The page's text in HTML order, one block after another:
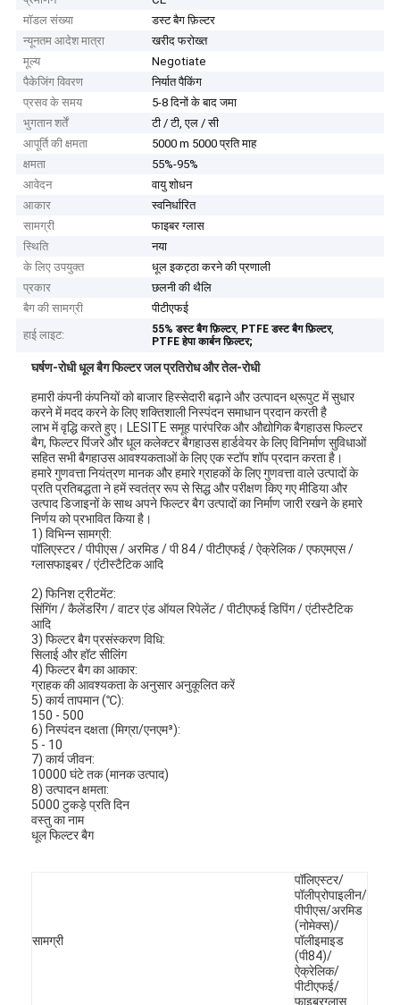
मॉडल संख्या
डस्ट बैग फ़िल्टर
न्यूनतम आदेश मात्रा
खरीद फरोख्त
मूल्य
Negotiate
पैकेजिंग विवरण
निर्यात पैकिंग
प्रसव के समय
5-8 दिनों के बाद जमा
भुगतान शर्तें
टी / टी, एल / सी
आपूर्ति की क्षमता
5000 m 5000 प्रति माह
क्षमता
55%-95%
आवेदन
वायु शोधन
आकार
स्वनिर्धारित
सामग्री
फाइबर ग्लास
स्थिति
नया
के लिए उपयुक्त
धूल इकट्ठा करने की प्रणाली
प्रकार
छलनी की थैलि
बैग की सामग्री
पीटीएफई
हाई लाइट:
55% डस्ट बैग फ़िल्टर, PTFE डस्ट बैग फ़िल्टर,
PTFE हेपा कार्बन फ़िल्टर;
घर्षण-रोधी धूल बैग फिल्टर जल प्रतिरोध और तेल-रोधी
हमारी कंपनी कंपनियों को बाजार हिस्सेदारी बढ़ाने और उत्पादन थ्रूपुट में सुधार
करने में मदद करने के लिए शक्तिशाली निस्पंदन समाधान प्रदान करती है
लाभ में वृद्धि करते हुए। LESITE समूह पारंपरिक और औद्योगिक बैगहाउस फिल्टर
बैग, फिल्टर पिंजरे और धूल कलेक्टर बैगहाउस हार्डवेयर के लिए विनिर्माण सुविधाओं
सहित सभी बैगहाउस आवश्यकताओं के लिए एक स्टॉप शॉप प्रदान करता है।
हमारे गुणवत्ता नियंत्रण मानक और हमारे ग्राहकों के लिए गुणवत्ता वाले उत्पादों के
प्रति प्रतिबद्धता ने हमें स्वतंत्र रूप से सिद्ध और परीक्षण किए गए मीडिया और
उत्पाद डिजाइनों के साथ अपने फिल्टर बैग उत्पादों का निर्माण जारी रखने के हमारे
निर्णय को प्रभावित किया है।
1) विभिन्न सामग्री:
पॉलिएस्टर / पीपीएस / अरमिड / पी 84 / पीटीएफई / ऐक्रेलिक / एफएमएस /
ग्लासफाइबर / एंटीस्टैटिक आदि
2) फिनिश ट्रीटमेंट:
सिंगिंग / कैलेंडरिंग / वाटर एंड ऑयल रिपेलेंट / पीटीएफई डिपिंग / एंटीस्टैटिक
आदि
3) फिल्टर बैग प्रसंस्करण विधि:
सिलाई और हॉट सीलिंग
4) फिल्टर बैग का आकार:
ग्राहक की आवश्यकता के अनुसार अनुकूलित करें
5) कार्य तापमान (℃):
150 - 500
6) निस्पंदन दक्षता (मिग्रा/एनएम³):
5 - 10
7) कार्य जीवन:
10000 घंटे तक (मानक उत्पाद)
8) उत्पादन क्षमता:
5000 टुकड़े प्रति दिन
वस्तु का नाम
धूल फिल्टर बैग
सामग्री
पॉलिएस्टर/
पॉलीप्रोपाइलीन/
पीपीएस/अरमिड
(नोमेक्स)/
पॉलीइमाइड
(पी84)/
ऐक्रेलिक/
पीटीएफई/
फाइबरग्लास